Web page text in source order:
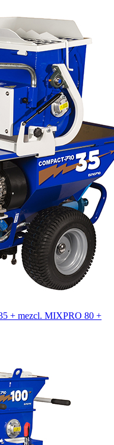
+ mezcl. MIXPRO 80 +